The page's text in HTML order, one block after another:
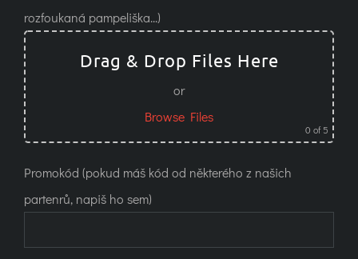
rozfoukaná pampeliška...)
Drag & Drop Files Here
or
Browse Files
0 of 5
Promokód (pokud máš kód od některého z našich
partenrů, napiš ho sem)